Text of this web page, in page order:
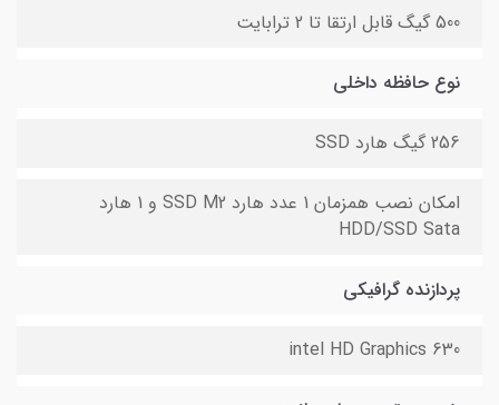
500 گیگ قابل ارتقا تا 2 ترابایت
نوع حافظه داخلی
256 گیگ هارد SSD
امکان نصب همزمان 1 عدد هارد SSD M2 و 1 هارد
HDD/SSD Sata
پردازنده گرافیکی
intel HD Graphics 630